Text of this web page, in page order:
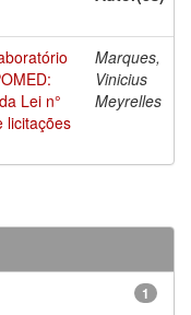
Lei n°
licitações
Marques,
Vinicius
Meyrelles
1